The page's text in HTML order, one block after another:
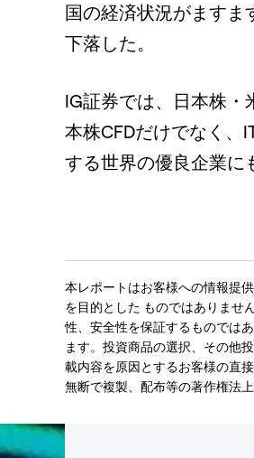
国の経済状況がますま
下落した。
IG証券では、日本株・
本株CFDだけでなく、
する世界の優良企業に
本レポートはお客様への情報提
を目的とした ものではありませ
性、安全性を保証するものでは
ます。投資商品の選択、その他
載内容を原因とするお客様の直
無断で複製、配布等の著作権法